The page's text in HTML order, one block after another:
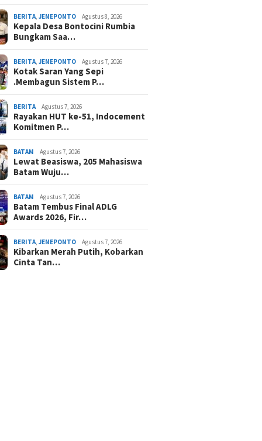
BERITA ,JENEPONTO Agustus 8, 2026
Kepala Desa Bontocini Rumbia
Bungkam Saa…
BERITA ,JENEPONTO Agustus 7, 2026
Kotak Saran Yang Sepi
.Membagun Sistem P…
BERITA Agustus 7, 2026
Rayakan HUT ke-51, Indocement
Komitmen P…
BATAM Agustus 7, 2026
Lewat Beasiswa, 205 Mahasiswa
Batam Wuju…
BATAM Agustus 7, 2026
Batam Tembus Final ADLG
Awards 2026, Fir…
BERITA ,JENEPONTO Agustus 7, 2026
Kibarkan Merah Putih, Kobarkan
Cinta Tan…